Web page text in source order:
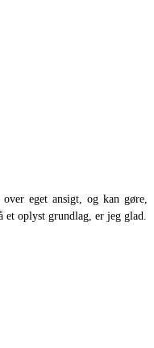
eget ansigt, og kan gøre,
oplyst grundlag, er jeg glad.